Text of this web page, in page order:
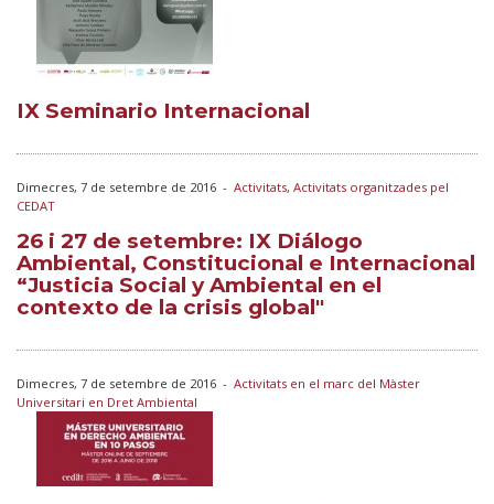
IX Seminario Internacional
Dimecres, 7 de setembre de 2016 - Activitats, Activitats organitzades pel
CEDAT
26 i 27 de setembre: IX Diálogo
Ambiental, Constitucional e Internacional
“Justicia Social y Ambiental en el
contexto de la crisis global"
Dimecres, 7 de setembre de 2016 - Activitats en el marc del Màster
Universitari en Dret Ambiental